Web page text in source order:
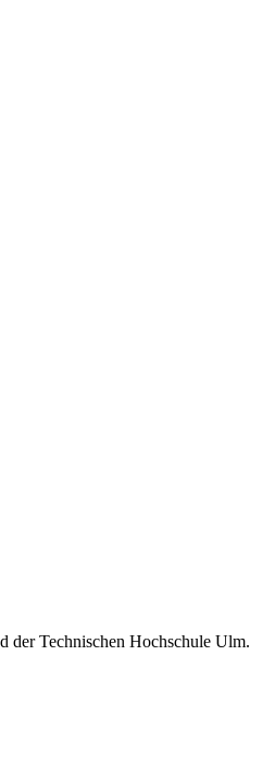
der Technischen Hochschule Ulm.